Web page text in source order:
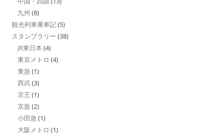
九州 (8)
観光列車乗車記(5)
スタンプラリー (38)
JR東日本 (4)
東京メトロ (4)
東急 (1)
西武(3)
京王 (1)
京急 (2)
小田急 (1)
大阪メトロ (1)